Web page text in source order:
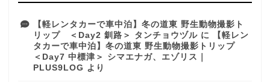
【軽レンタカーで車中泊】冬の道東 野生動物撮影ト
リップ ＜Day2 釧路＞ タンチョウヅル に
【軽レン
タカーで車中泊】冬の道東 野生動物撮影トリップ
＜Day7 中標津＞ シマエナガ、エゾリス｜
PLUS9LOG より